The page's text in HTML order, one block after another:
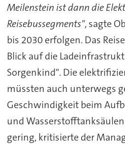
Meilenstein ist dann die
Reisebussegments", sagte
bis 2030 erfolgen. Das
Blick auf die
Sorgenkind". Die
müssten auch unterwegs
Geschwindigkeit beim
und
gering, kritisierte der